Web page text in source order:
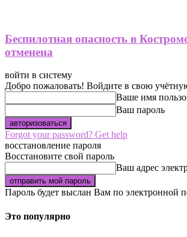
Беспилотная опасность в
отменена
войти в систему
Добро пожаловать! Войдите в свою
Ваше имя
Ваш пароль
Forgot your password? Get help
восстановление пароля
Восстановите свой пароль
Ваш адрес
Пароль будет выслан Вам по электронной
Это популярно